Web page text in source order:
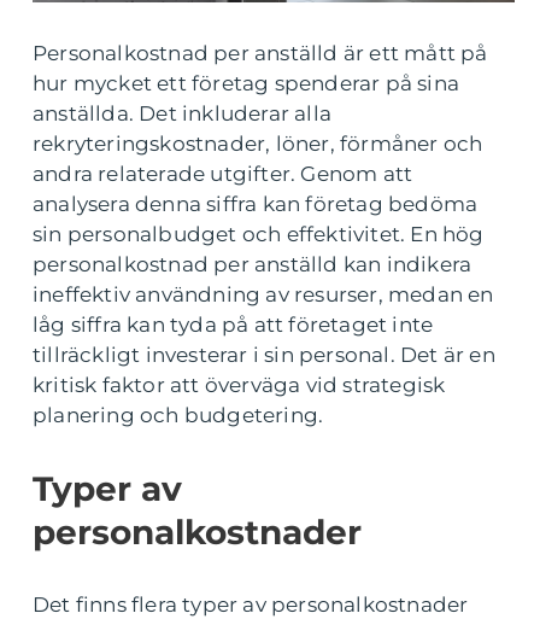
Personalkostnad per anställd är ett mått på
hur mycket ett företag spenderar på sina
anställda. Det inkluderar alla
rekryteringskostnader, löner, förmåner och
andra relaterade utgifter. Genom att
analysera denna siffra kan företag bedöma
sin personalbudget och effektivitet. En hög
personalkostnad per anställd kan indikera
ineffektiv användning av resurser, medan en
låg siffra kan tyda på att företaget inte
tillräckligt investerar i sin personal. Det är en
kritisk faktor att överväga vid strategisk
planering och budgetering.
Typer av
personalkostnader
Det finns flera typer av personalkostnader